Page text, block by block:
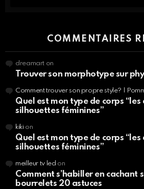
COMMENTAIRES
dreamart on
Trouver son morphotype sur
Comment trouver son propre style? |
Quel est mon type de corps
silhouettes féminines”
kikion
Quel est mon type de corps
silhouettes féminines”
meilleur tv led on
Comment s’habiller en cachant
bourrelets 20 astuces